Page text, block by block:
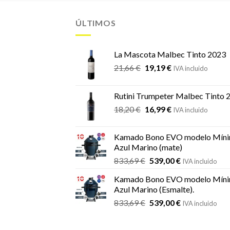
ÚLTIMOS
La Mascota Malbec Tinto 2023
21,66€ El
era:
21,66 €.
19,19€El
es:
19,19 €.
IVA incluido
Rutini Trumpeter Malbec Tinto
18,20€ El
era:
18,20 €.
16,99€El
es:
16,99 €.
IVA incluido
Kamado Bono EVO modelo
Azul Marino (mate)
833,69€ El
original
era:
833,69 €.
539,00€El
actual
es:
539,00 €.
IVA incluido
Kamado Bono EVO modelo
Azul Marino (Esmalte).
833,69€ El
539,00€ElIVA incluido